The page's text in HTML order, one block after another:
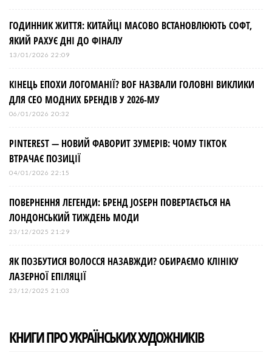
ГОДИННИК ЖИТТЯ: КИТАЙЦІ МАСОВО ВСТАНОВЛЮЮТЬ СОФТ,
ЯКИЙ РАХУЄ ДНІ ДО ФІНАЛУ
13/01/2026 22:09
КІНЕЦЬ ЕПОХИ ЛОГОМАНІЇ? BOF НАЗВАЛИ ГОЛОВНІ ВИКЛИКИ
ДЛЯ СЕО МОДНИХ БРЕНДІВ У 2026-МУ
06/01/2026 20:32
PINTEREST — НОВИЙ ФАВОРИТ ЗУМЕРІВ: ЧОМУ TIKTOK
ВТРАЧАЄ ПОЗИЦІЇ
04/01/2026 22:15
ПОВЕРНЕННЯ ЛЕГЕНДИ: БРЕНД JOSEPH ПОВЕРТАЄТЬСЯ НА
ЛОНДОНСЬКИЙ ТИЖДЕНЬ МОДИ
23/12/2025 21:29
ЯК ПОЗБУТИСЯ ВОЛОССЯ НАЗАВЖДИ? ОБИРАЄМО КЛІНІКУ
ЛАЗЕРНОЇ ЕПІЛЯЦІЇ
23/12/2025 21:03
КНИГИ ПРО УКРАЇНСЬКИХ ХУДОЖНИКІВ